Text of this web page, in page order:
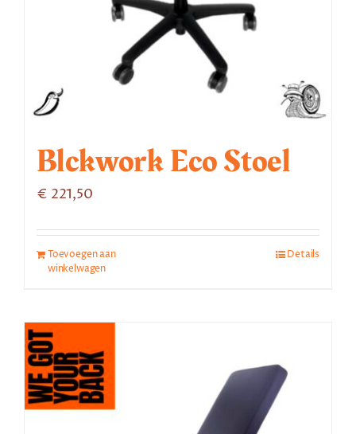
Blckwork Eco Stoel
€ 221,50
Toevoegen aan
winkelwagen
Details